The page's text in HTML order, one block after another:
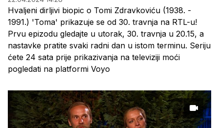
Hvaljeni dirljivi biopic o Tomi Zdravkoviću (1938. -
1991.) 'Toma' prikazuje se od 30. travnja na RTL-u!
Prvu epizodu gledajte u utorak, 30. travnja u 20.15, a
nastavke pratite svaki radni dan u istom terminu. Seriju
ćete 24 sata prije prikazivanja na televiziji moći
pogledati na platformi Voyo